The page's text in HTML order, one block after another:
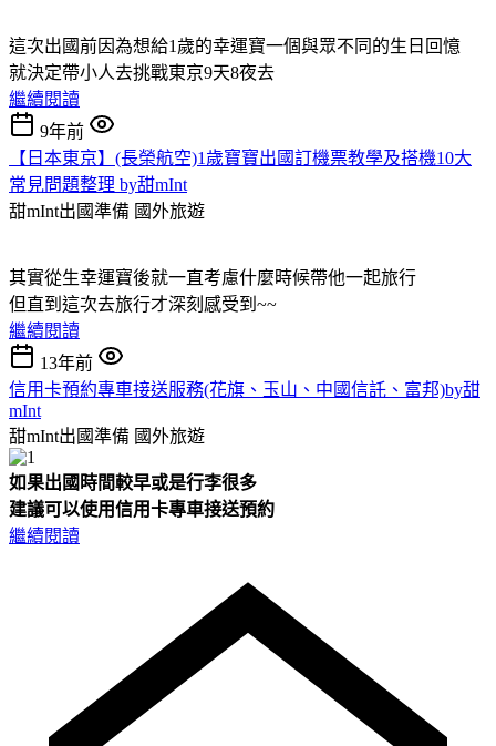
這次出國前因為想給1歲的幸運寶一個與眾不同的生日回憶
就決定帶小人去挑戰東京9天8夜去
繼續閱讀
9年前
【日本東京】(長榮航空)1歲寶寶出國訂機票教學及搭機10大
常見問題整理 by甜mInt
甜mInt出國準備 國外旅遊
其實從生幸運寶後就一直考慮什麼時候帶他一起旅行
但直到這次去旅行才深刻感受到~~
繼續閱讀
13年前
信用卡預約專車接送服務(花旗、玉山、中國信託、富邦)by甜
mInt
甜mInt出國準備 國外旅遊
如果出國時間較早或是行李很多
建議可以使用信用卡專車接送預約
繼續閱讀